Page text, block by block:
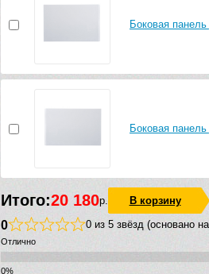
Боковая
Боковая
Итого:20 180р. В корзину
0 0 из 5 звёзд (основано
Отлично